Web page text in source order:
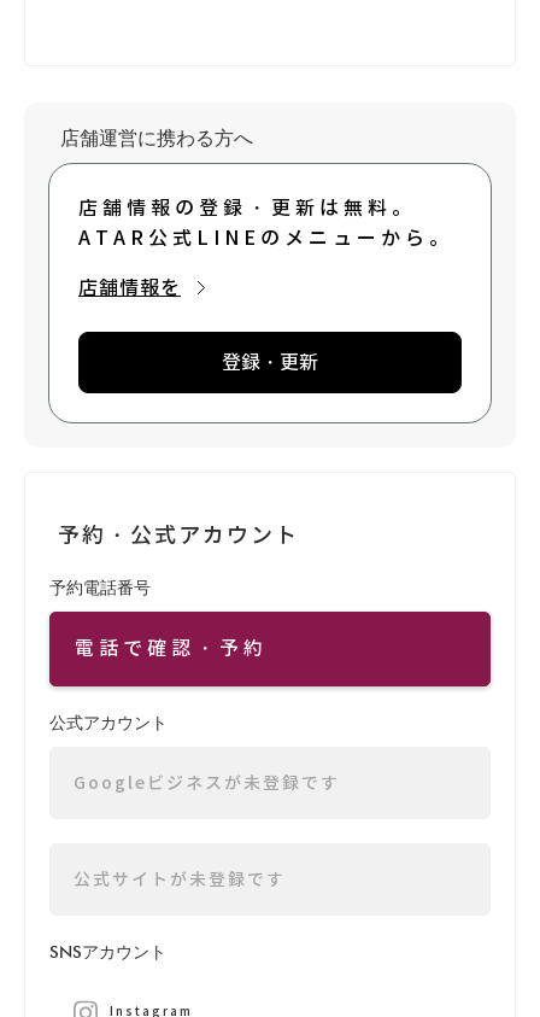
店舗運営に携わる方へ
店舗情報の登録・更新は無料。
ATAR公式LINEのメニューから。
店舗情報を
登録・更新
予約・公式アカウント
予約電話番号
電話で確認・予約
公式アカウント
Googleビジネスが未登録です
公式サイトが未登録です
SNSアカウント
Instagram